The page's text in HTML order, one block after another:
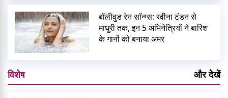
बॉलीवुड रेन सॉन्ग्स: रवीना टंडन से
माधुरी तक, इन 5 अभिनेत्रियों ने बारिश
के गानों को बनाया अमर
विशेष और देखें